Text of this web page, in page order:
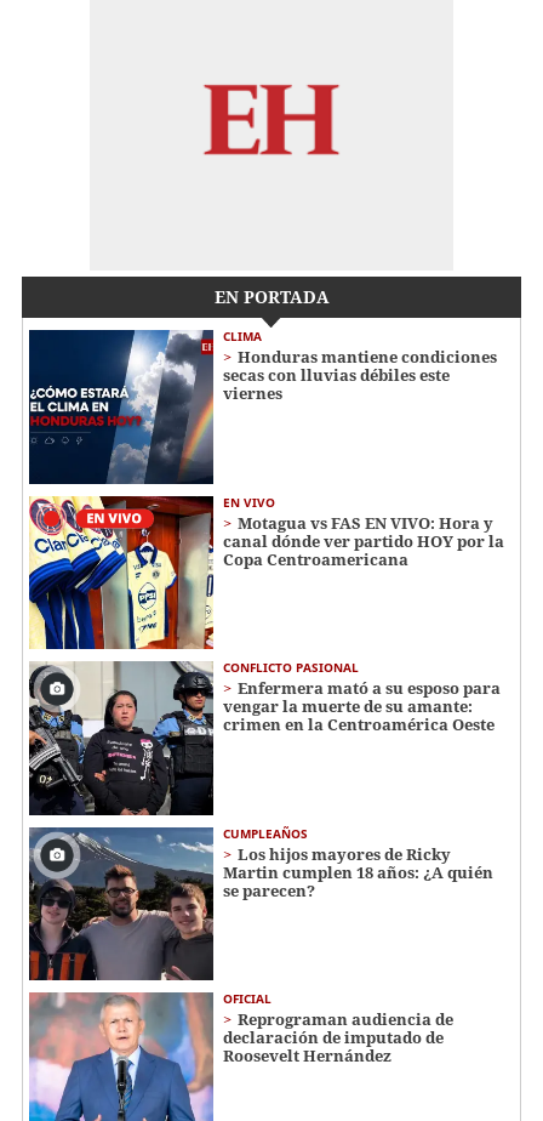
EN PORTADA
CLIMA
Honduras mantiene condiciones
secas con lluvias débiles este
viernes
EN VIVO
Motagua vs FAS EN VIVO: Hora y
canal dónde ver partido HOY por la
Copa Centroamericana
CONFLICTO PASIONAL
Enfermera mató a su esposo para
vengar la muerte de su amante:
crimen en la Centroamérica Oeste
CUMPLEAÑOS
Los hijos mayores de Ricky
Martin cumplen 18 años: ¿A quién
se parecen?
OFICIAL
Reprograman audiencia de
declaración de imputado de
Roosevelt Hernández